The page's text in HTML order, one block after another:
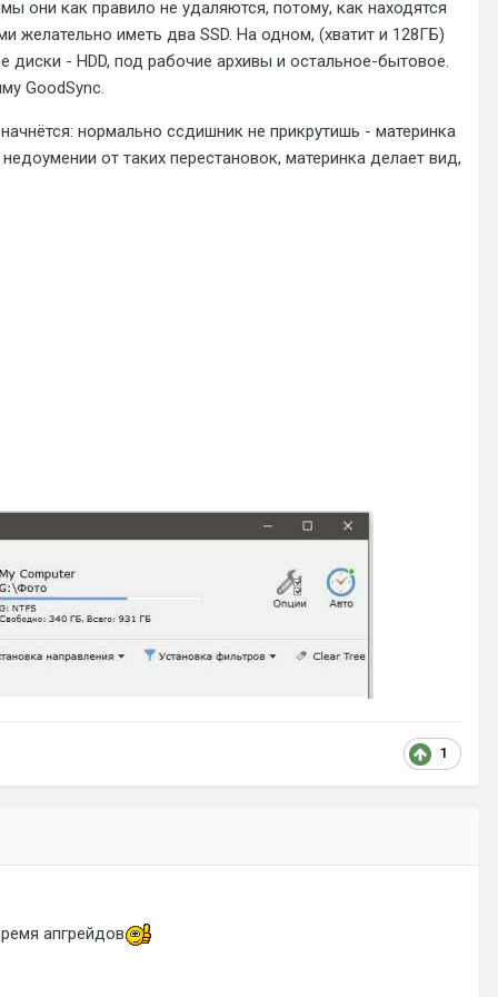
они как правило не удаляются, потому, как находятся
желательно иметь два SSD. На одном, (хватит и 128ГБ)
- HDD, под рабочие архивы и остальное-бытовое.
GoodSync.
нормально ссдишник не прикрутишь - материнка
от таких перестановок, материнка делает вид,
1
апгрейдов